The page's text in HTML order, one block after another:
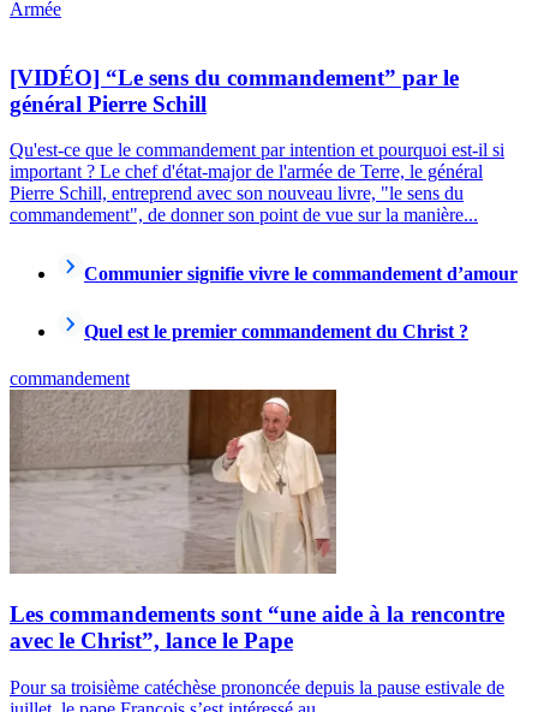
Armée
[VIDÉO] “Le sens du commandement” par le
général Pierre Schill
Qu'est-ce que le commandement par intention et pourquoi est-il si
important ? Le chef d'état-major de l'armée de Terre, le général
Pierre Schill, entreprend avec son nouveau livre, "le sens du
commandement", de donner son point de vue sur la manière...
Communier signifie vivre le commandement d’amour
Quel est le premier commandement du Christ ?
commandement
Les commandements sont “une aide à la rencontre
avec le Christ”, lance le Pape
Pour sa troisième catéchèse prononcée depuis la pause estivale de